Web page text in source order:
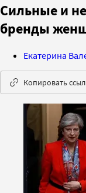
Сильные и
бренды
Екатерина
Копировать